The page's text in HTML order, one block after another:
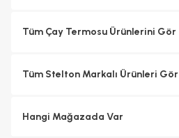
Tüm Çay Termosu Ürünlerini Gör
Tüm Stelton Markalı Ürünleri Gör
Hangi Mağazada Var